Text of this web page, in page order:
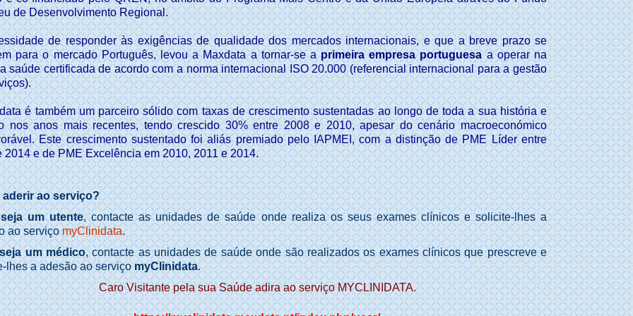
de Desenvolvimento Regional.
de responder às exigências de qualidade dos mercados internacionais, e que a breve prazo se
para o mercado Português, levou a Maxdata a tornar-se aprimeira empresa portuguesaa operar na
saúde certificada de acordo com a norma internacional ISO 20.000 (referencial internacional para a gestão
é também um parceiro sólido com taxas de crescimento sustentadas ao longo de toda a sua história e
nos anos mais recentes, tendo crescido 30% entre 2008 e 2010, apesar do cenário macroeconómico
Este crescimento sustentado foi aliás premiado pelo IAPMEI, com a distinção de PME Líder entre
2014 e de PME Excelência em 2010, 2011 e 2014.
aderir ao serviço?
um utente, contacte as unidades de saúde onde realiza os seus exames clínicos e solicite-lhes a
ao serviçomyClinidata.
um médico, contacte as unidades de saúde onde são realizados os exames clínicos que prescreve e
lhes a adesão ao serviçomyClinidata.
Caro Visitante pela sua Saúde adira ao serviço MYCLINIDATA.